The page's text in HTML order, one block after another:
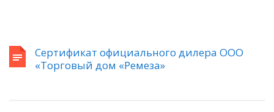
Сертификат официального дилера ООО
«Торговый дом «Ремеза»